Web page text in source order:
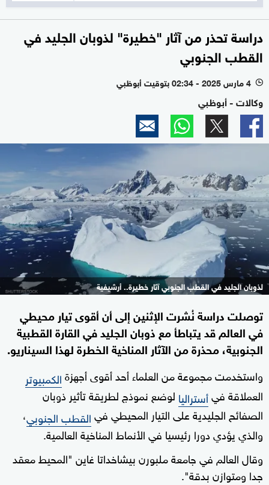
دراسة تحذر من آثار "خطيرة" لذوبان الجليد في
القطب الجنوبي
l 4 مارس 2025 - 02:34 بتوقيت أبوظبي
وكالات - أبوظبي
لذوبان الجليد في القطب الجنوبي آثار خطيرة.. أرشيفية
توصلت دراسة نُشرت الإثنين إلى أن أقوى تيار محيطي
في العالم قد يتباطأ مع ذوبان الجليد في القارة القطبية
الجنوبية، محذرة من الآثار المناخية الخطرة لهذا السيناريو.
واستخدمت مجموعة من العلماء أحد أقوى أجهزةالكمبيوتر
العملاقة فيأستراليا لوضع نموذج لطريقة تأثير ذوبان
الصفائح الجليدية على التيار المحيطي فيالقطب الجنوبي،
والذي يؤدي دورا رئيسيا في الأنماط المناخية العالمية.
وقال العالم في جامعة ملبورن بيشاخداتا غاين "المحيط معقد
جدا ومتوازن بدقة".